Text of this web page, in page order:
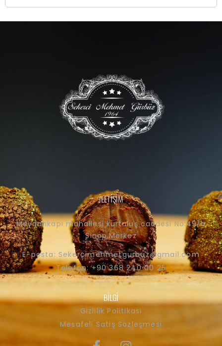
İLETIŞIM
Meydankapı mahallesi kurtuluş caddesi No:49/b
Sinop,Merkez
E-posta: Sekercimehmetgurbuz@gmail.com
Telefon: +90 368 240 00 25
BİLGI
Gizlilik Politikası
Mesafeli Satiş Sözleşmesi